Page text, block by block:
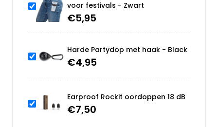
voor festivals - Zwart
€5,95
Harde Partydop met haak - Black
€4,95
Earproof Rockit oordoppen 18 dB
€7,50